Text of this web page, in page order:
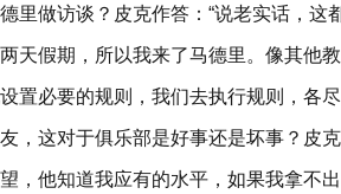
里做访谈？皮克作答：“说老实话，
天假期，所以我来了马德里。像其他
置必要的规则，我们去执行规则，各
，这对于俱乐部是好事还是坏事？皮
，他知道我应有的水平，如果我拿不